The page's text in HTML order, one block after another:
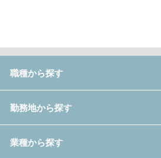
職種から探す
勤務地から探す
業種から探す